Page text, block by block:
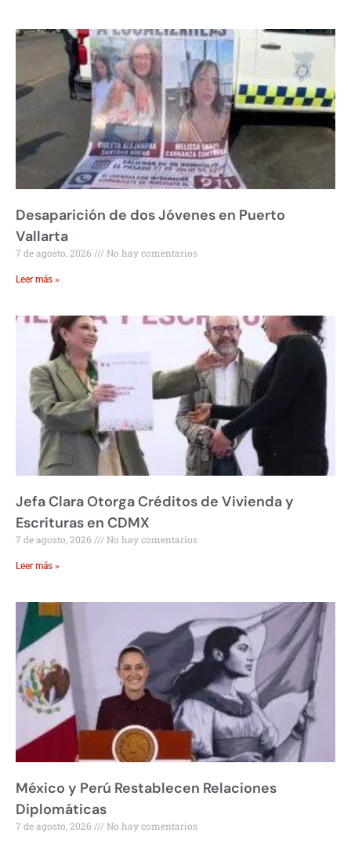
Desaparición de dos Jóvenes en Puerto
Vallarta
7 de agosto, 2026 No hay comentarios
Leer más »
Jefa Clara Otorga Créditos de Vivienda y
Escrituras en CDMX
7 de agosto, 2026 No hay comentarios
Leer más »
México y Perú Restablecen Relaciones
Diplomáticas
7 de agosto, 2026 No hay comentarios